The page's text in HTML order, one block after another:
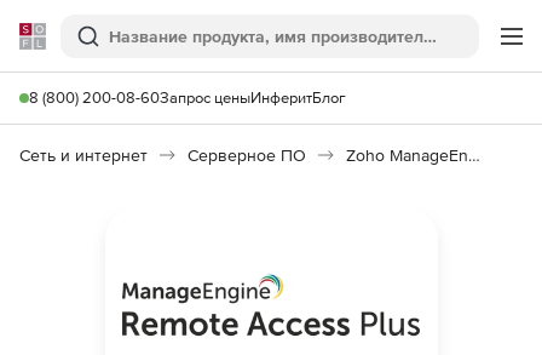
Softline
Поиск
8 (800) 200-08-60Запрос ценыИнферитБлог
Сеть и интернет Серверное ПО Zoho ManageEngine Remote Access Plus